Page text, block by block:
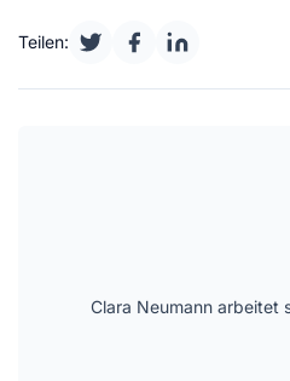
Teilen:
Clara Neumann arbeitet